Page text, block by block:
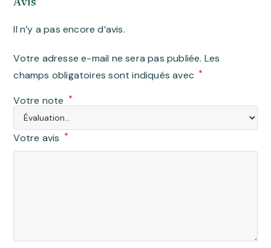
Il n’y a pas encore d’avis.
Votre adresse e-mail ne sera pas publiée. Les
champs obligatoires sont indiqués avec *
Votre note *
Votre avis *